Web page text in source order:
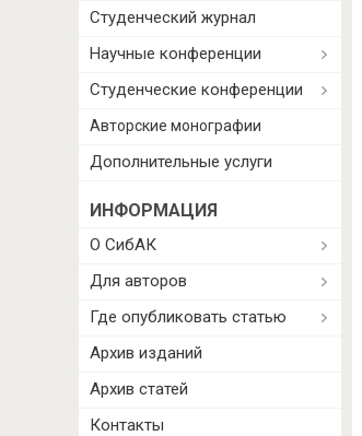
Студенческий журнал
Научные конференции
Студенческие конференции
Авторские монографии
Дополнительные услуги
ИНФОРМАЦИЯ
О СибАК
Для авторов
Где опубликовать статью
Архив изданий
Архив статей
Контакты